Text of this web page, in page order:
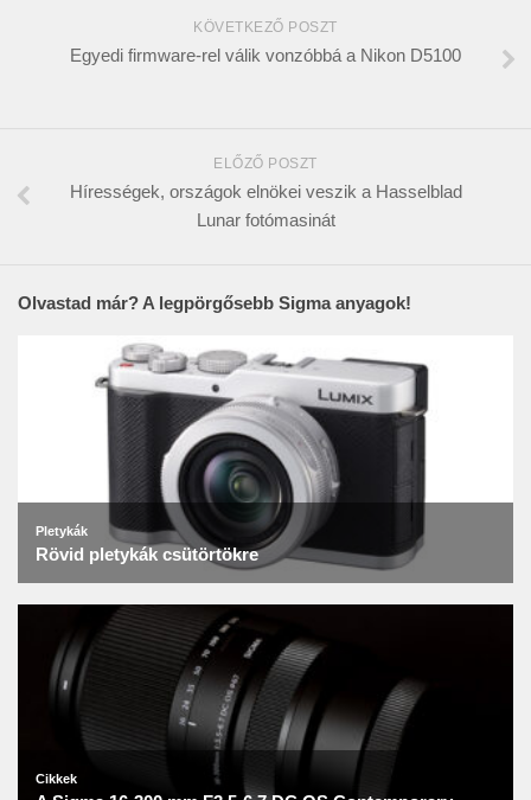
KÖVETKEZŐ POSZT
Egyedi firmware-rel válik vonzóbbá a Nikon D5100
ELŐZŐ POSZT
Hírességek, országok elnökei veszik a Hasselblad
Lunar fotómasinát
Olvastad már? A legpörgősebb Sigma anyagok!